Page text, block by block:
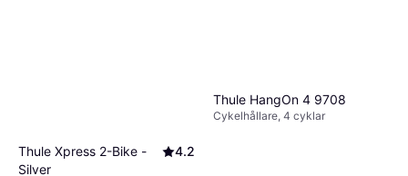
Thule Xpress 2-Bike -
Silver
4.2
Thule HangOn 4 9708
Cykelhållare, 4 cyklar